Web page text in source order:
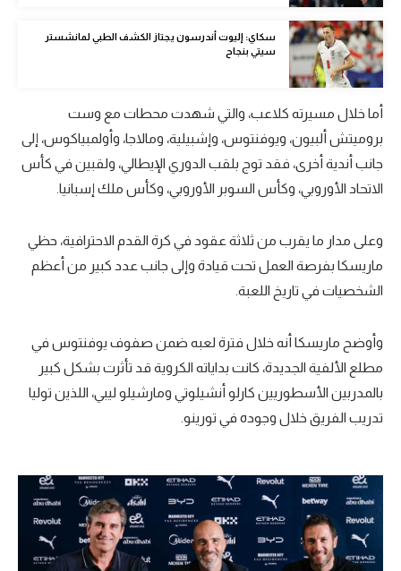
رياضة نسائية
آسيا
أمريكا
ركن الألعاب
Gamers
تقرير في الجول
تحليل في الجول
حكايات في الجول
فيديو في الجول
سكاي: إليوت أندرسون يجتاز الكشف الطبي لمانشستر
سيتي بنجاح
أما خلال مسيرته كلاعب، والتي شهدت محطات مع وست
بروميتش ألبيون، ويوفنتوس، وإشبيلية، ومالاجا، وأولمبياكوس، إلى
جانب أندية أخرى، فقد توج بلقب الدوري الإيطالي، ولقبين في كأس
الاتحاد الأوروبي، وكأس السوبر الأوروبي، وكأس ملك إسبانيا.
وعلى مدار ما يقرب من ثلاثة عقود في كرة القدم الاحترافية، حظي
ماريسكا بفرصة العمل تحت قيادة وإلى جانب عدد كبير من أعظم
الشخصيات في تاريخ اللعبة.
وأوضح ماريسكا أنه خلال فترة لعبه ضمن صفوف يوفنتوس في
مطلع الألفية الجديدة، كانت بداياته الكروية قد تأثرت بشكل كبير
بالمدربين الأسطوريين كارلو أنشيلوتي ومارشيلو ليبي، اللذين توليا
تدريب الفريق خلال وجوده في تورينو.